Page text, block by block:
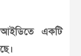
একটি